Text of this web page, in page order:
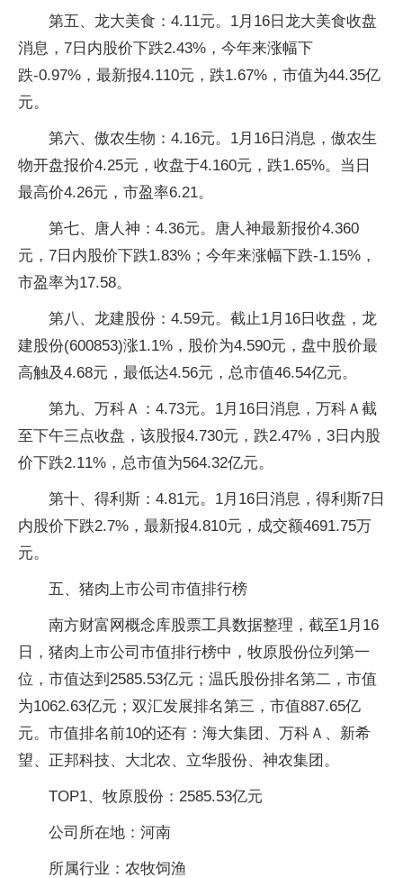
第五、龙大美食：4.11元。1月16日龙大美食收盘
消息，7日内股价下跌2.43%，今年来涨幅下
跌-0.97%，最新报4.110元，跌1.67%，市值为44.35亿
元。
第六、傲农生物：4.16元。1月16日消息，傲农生
物开盘报价4.25元，收盘于4.160元，跌1.65%。当日
最高价4.26元，市盈率6.21。
第七、唐人神：4.36元。唐人神最新报价4.360
元，7日内股价下跌1.83%；今年来涨幅下跌-1.15%，
市盈率为17.58。
第八、龙建股份：4.59元。截止1月16日收盘，龙
建股份(600853)涨1.1%，股价为4.590元，盘中股价最
高触及4.68元，最低达4.56元，总市值46.54亿元。
第九、万科Ａ：4.73元。1月16日消息，万科Ａ截
至下午三点收盘，该股报4.730元，跌2.47%，3日内股
价下跌2.11%，总市值为564.32亿元。
第十、得利斯：4.81元。1月16日消息，得利斯7日
内股价下跌2.7%，最新报4.810元，成交额4691.75万
元。
五、猪肉上市公司市值排行榜
南方财富网概念库股票工具数据整理，截至1月16
日，猪肉上市公司市值排行榜中，牧原股份位列第一
位，市值达到2585.53亿元；温氏股份排名第二，市值
为1062.63亿元；双汇发展排名第三，市值887.65亿
元。市值排名前10的还有：海大集团、万科Ａ、新希
望、正邦科技、大北农、立华股份、神农集团。
TOP1、牧原股份：2585.53亿元
公司所在地：河南
所属行业：农牧饲渔